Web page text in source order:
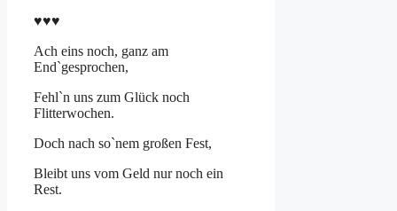
♥♥♥
Ach eins noch, ganz am
End`gesprochen,
Fehl`n uns zum Glück noch
Flitterwochen.
Doch nach so`nem großen Fest,
Bleibt uns vom Geld nur noch ein
Rest.